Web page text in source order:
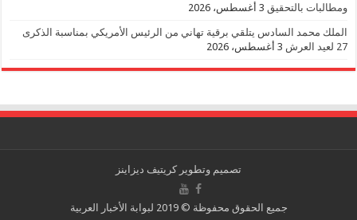
ومطالبات بالتحقيق 3 أغسطس، 2026
الملك محمد السادس يتلقي برقية تهاني من الرئيس الأمريكي بمناسبة الذكرى
27 لعيد العرش
3 أغسطس، 2026
تصميم وتطويركريتيف ديزاينز
جميع الحقوق محفوظة © 2019 لبوابة الأخبار العربية